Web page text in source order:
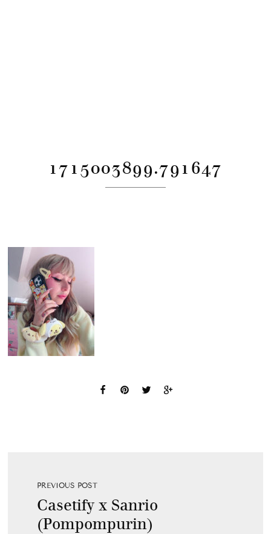
1715003899.791647
PREVIOUS POST
Casetify x Sanrio
(Pompompurin)